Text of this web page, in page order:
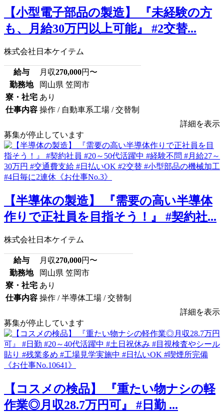
【小型電子部品の製造】 『未経験の方
も、月給30万円以上可能』 #2交替...
株式会社日本ケイテム
給与 月収270,000円〜
勤務地
岡山県 笠岡市
寮・社宅 あり
仕事内容 操作 / 自動車系工場 / 交替制
詳細を表示
募集が停止しています
【半導体の製造】 『需要の高い半導体
作りで正社員を目指そう！』 #契約社...
株式会社日本ケイテム
給与 月収270,000円〜
勤務地
岡山県 笠岡市
寮・社宅 あり
仕事内容 操作 / 半導体工場 / 交替制
詳細を表示
募集が停止しています
【コスメの検品】 『重たい物ナシの軽
作業◎月収28.7万円可』 #日勤 ...